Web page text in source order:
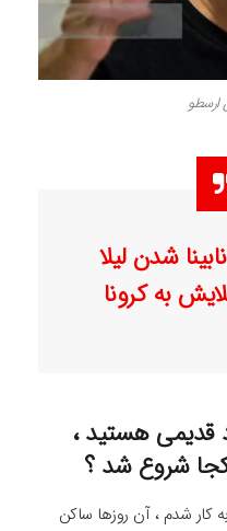
ارسطو
نابینا شدن لیلا
به کرونا
قدیمی هستید ،
کجا شروع شد ؟
به کار شدم ، آن روزها ساکن